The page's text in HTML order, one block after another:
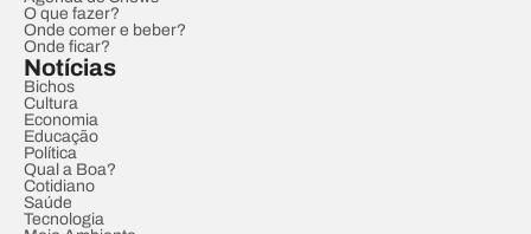
O que fazer?
Onde comer e beber?
Onde ficar?
Notícias
Bichos
Cultura
Economia
Educação
Política
Qual a Boa?
Cotidiano
Saúde
Tecnologia